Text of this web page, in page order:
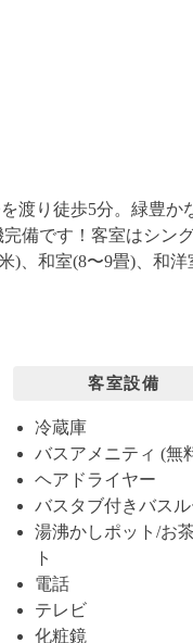
渡り徒歩5分。緑豊か
備です！客室はシン
、和室(8〜9畳)、和
客室設備
冷蔵庫
バスアメニティ (無
ヘアドライヤー
バスタブ付きバスル
湯沸かしポット/お
ト
電話
テレビ
化粧鏡